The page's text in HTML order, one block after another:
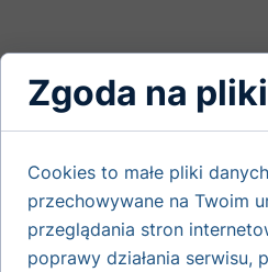
Zgoda na
Cookies to małe pliki
przechowywane na Twoim
przeglądania stron
poprawy działania serwisu,